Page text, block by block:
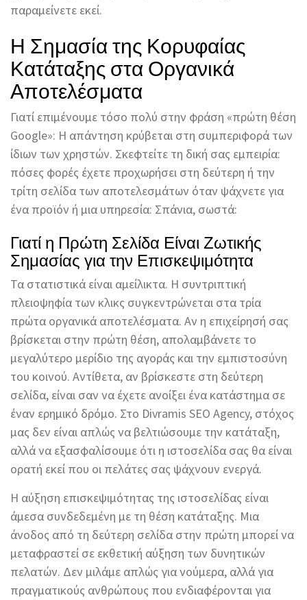
παραμείνετε εκεί.
Η Σημασία της Κορυφαίας
Κατάταξης στα Οργανικά
Αποτελέσματα
Γιατί επιμένουμε τόσο πολύ στην φράση «πρώτη θέση
Google»: Η απάντηση κρύβεται στη συμπεριφορά των
ίδιων των χρηστών. Σκεφτείτε τη δική σας εμπειρία:
πόσες φορές έχετε προχωρήσει στη δεύτερη ή την
τρίτη σελίδα των αποτελεσμάτων όταν ψάχνετε για
ένα προϊόν ή μια υπηρεσία: Σπάνια, σωστά:
Γιατί η Πρώτη Σελίδα Είναι Ζωτικής
Σημασίας για την Επισκεψιμότητα
Τα στατιστικά είναι αμείλικτα. Η συντριπτική
πλειοψηφία των κλικς συγκεντρώνεται στα τρία
πρώτα οργανικά αποτελέσματα. Αν η επιχείρησή σας
βρίσκεται στην πρώτη θέση, απολαμβάνετε το
μεγαλύτερο μερίδιο της αγοράς και την εμπιστοσύνη
του κοινού. Αντίθετα, αν βρίσκεστε στη δεύτερη
σελίδα, είναι σαν να έχετε ανοίξει ένα κατάστημα σε
έναν ερημικό δρόμο. Στο Divramis SEO Agency, στόχος
μας δεν είναι απλώς να βελτιώσουμε την κατάταξη,
αλλά να εξασφαλίσουμε ότι η ιστοσελίδα σας θα είναι
ορατή εκεί που οι πελάτες σας ψάχνουν ενεργά.
Η αύξηση επισκεψιμότητας της ιστοσελίδας είναι
άμεσα συνδεδεμένη με τη θέση κατάταξης. Μια
άνοδος από τη δεύτερη σελίδα στην πρώτη μπορεί να
μεταφραστεί σε εκθετική αύξηση των δυνητικών
πελατών. Δεν μιλάμε απλώς για νούμερα, αλλά για
πραγματικούς ανθρώπους που ενδιαφέρονται για